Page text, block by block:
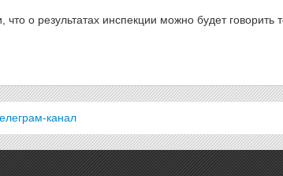
что о результатах инспекции можно будет говорить
канал